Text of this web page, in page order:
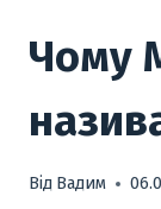
Чому
Від Вадим